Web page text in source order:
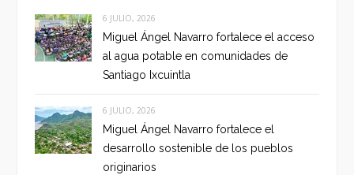
6 JULIO, 2026
Miguel Ángel Navarro fortalece el acceso
al agua potable en comunidades de
Santiago Ixcuintla
6 JULIO, 2026
Miguel Ángel Navarro fortalece el
desarrollo sostenible de los pueblos
originarios